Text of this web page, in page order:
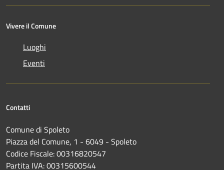
Vivere il Comune
Luoghi
Eventi
Contatti
Comune di Spoleto
Piazza del Comune, 1 - 6049 - Spoleto
Codice Fiscale: 00316820547
Partita IVA: 00315600544